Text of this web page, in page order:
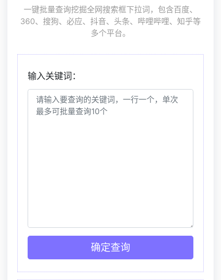
一键批量查询挖掘全网搜索框下拉词，包含百度、
360、搜狗、必应、抖音、头条、哔哩哔哩、知乎等
多个平台。
输入关键词：
确定查询